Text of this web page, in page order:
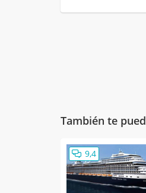
También te
9,4